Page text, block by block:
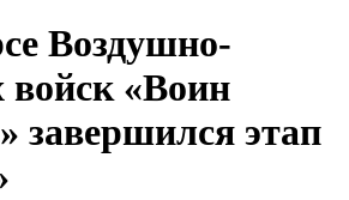
Воздушно-
войск «Воин
завершился этап